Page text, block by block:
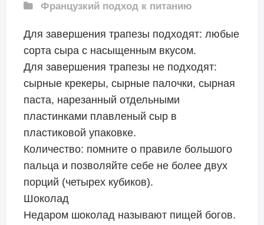
Французкий подход к питанию
Для завершения трапезы подходят: любые
сорта сыра с насыщенным вкусом.
Для завершения трапезы не подходят:
сырные крекеры, сырные палочки, сырная
паста, нарезанный отдельными
пластинками плавленый сыр в
пластиковой упаковке.
Количество: помните о правиле большого
пальца и позволяйте себе не более двух
порций (четырех кубиков).
Шоколад
Недаром шоколад называют пищей богов.